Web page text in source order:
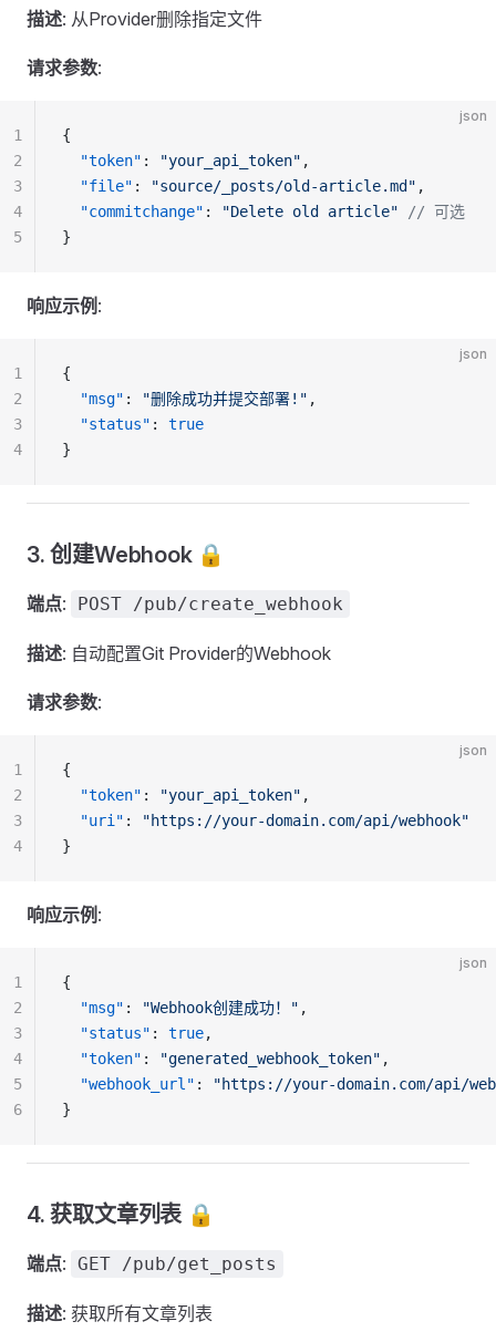
描述: 从Provider删除指定文件
请求参数:
json
{
  "token"
: "your_api_token" ,
  "file"
: "source/_posts/old-article.md" ,
  "commitchange"
: "Delete old article" // 可选
}
1
2
3
4
5
响应示例 :
json
{
  "msg"
: "删除成功并提交部署!" ,
  "status"
: true
}
1
2
3
4
3. 创建Webhook 🔒
端点: POST /pub/create_webhook
描述: 自动配置Git Provider的Webhook
请求参数:
json
{
  "token"
: "your_api_token" ,
  "uri"
:
"https://your-domain.com/api/webhook"
}
1
2
3
4
响应示例 :
json
{
  "msg"
: "Webhook创建成功！" ,
  "status"
: true,
  "token"
: "generated_webhook_token" ,
  "webhook_url"
:
"https://your-domain.com/api/
}
1
2
3
4
5
6
4. 获取文章列表 🔒
端点: GET /pub/get_posts
描述: 获取所有文章列表